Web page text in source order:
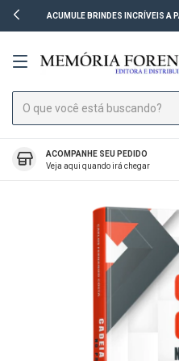
ACUMULE BRINDES INCRÍVEIS A
ACOMPANHE SEU PEDIDO
Veja aqui quando irá chegar